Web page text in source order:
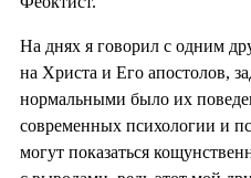
На днях я говорил с одним
на Христа и Его апостолов,
нормальными было их
современных психологии и
могут показаться